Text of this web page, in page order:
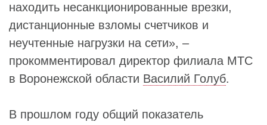
находить несанкционированные врезки,
дистанционные взломы счетчиков и
неучтенные нагрузки на сети», –
прокомментировал директор филиала МТС
в Воронежской области Василий Голуб.
В прошлом году общий показатель